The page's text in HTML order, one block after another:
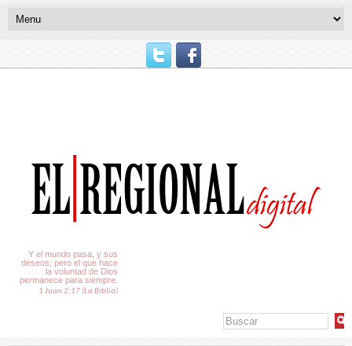
Y el mundo pasa, y sus
deseos; pero el que hace
la voluntad de Dios
permanece para siempre.
1 Juan 2:17 (La Biblia)